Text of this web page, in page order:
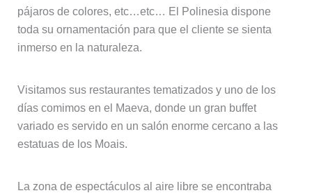
pájaros de colores, etc…etc… El Polinesia dispone
toda su ornamentación para que el cliente se sienta
inmerso en la naturaleza.
Visitamos sus restaurantes tematizados y uno de los
días comimos en el Maeva, donde un gran buffet
variado es servido en un salón enorme cercano a las
estatuas de los Moais.
La zona de espectáculos al aire libre se encontraba